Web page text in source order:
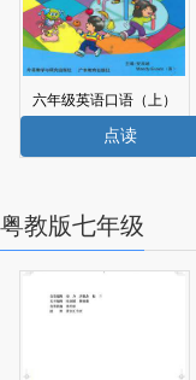
六年级英语口语（上）
电子课本
点读
粤教版七年级